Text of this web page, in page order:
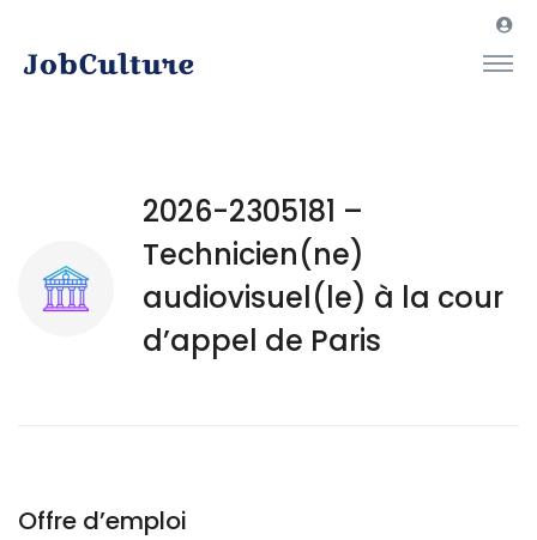
2026-2305181 –
Technicien(ne)
audiovisuel(le) à la cour
d’appel de Paris
Offre d’emploi